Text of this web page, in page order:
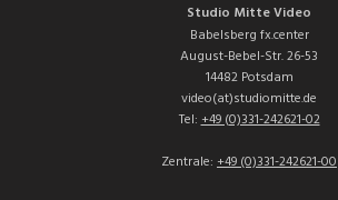
Studio Mitte Video
Babelsberg fx.center
August-Bebel-Str. 26-53
14482 Potsdam
video(at)studiomitte.de
Tel:+49 (0)331-242621-02
Zentrale: +49 (0)331-242621-00